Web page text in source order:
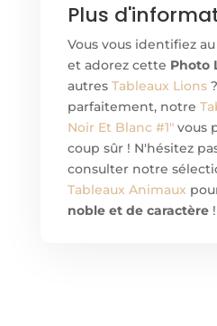
Plus
Vous vous identifiez
et adorez cette Photo
autres Tableaux Lions
parfaitement, notre
Noir Et Blanc #1"vous
coup sûr ! N'hésitez
consulter notre
Tableaux Animaux
noble et de caractère!